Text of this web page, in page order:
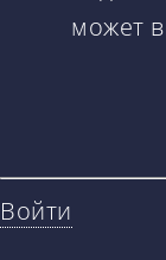
может
Войти